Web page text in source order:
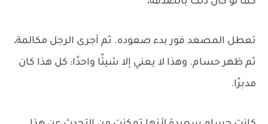
تعطل المصعد فور بدء صعوده. ثم أجرى الرجل مكالمة،
ثم ظهر حسام. وهذا لا يعني إلا شيئًا واحدًا: كل هذا كان
مدبرًا.